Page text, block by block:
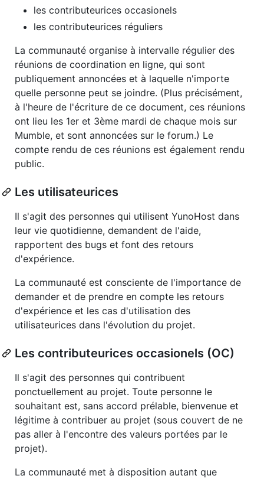
les contributeurices occasionels
les contributeurices réguliers
La communauté organise à intervalle régulier des
réunions de coordination en ligne, qui sont
publiquement annoncées et à laquelle n'importe
quelle personne peut se joindre. (Plus précisément,
à l'heure de l'écriture de ce document, ces réunions
ont lieu les 1er et 3ème mardi de chaque mois sur
Mumble, et sont annoncées sur le forum.) Le
compte rendu de ces réunions est également rendu
public.
Les utilisateurices
Il s'agit des personnes qui utilisent YunoHost dans
leur vie quotidienne, demandent de l'aide,
rapportent des bugs et font des retours
d'expérience.
La communauté est consciente de l'importance de
demander et de prendre en compte les retours
d'expérience et les cas d'utilisation des
utilisateurices dans l'évolution du projet.
Les contributeurices occasionels (OC)
Il s'agit des personnes qui contribuent
ponctuellement au projet. Toute personne le
souhaitant est, sans accord prélable, bienvenue et
légitime à contribuer au projet (sous couvert de ne
pas aller à l'encontre des valeurs portées par le
projet).
La communauté met à disposition autant que